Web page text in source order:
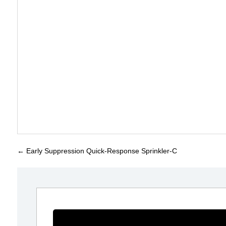
← Early Suppression Quick-Response Sprinkler-C